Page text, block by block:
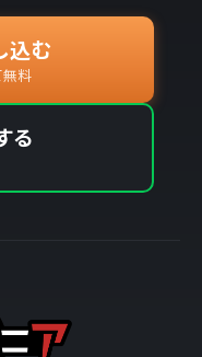
込む
料
る